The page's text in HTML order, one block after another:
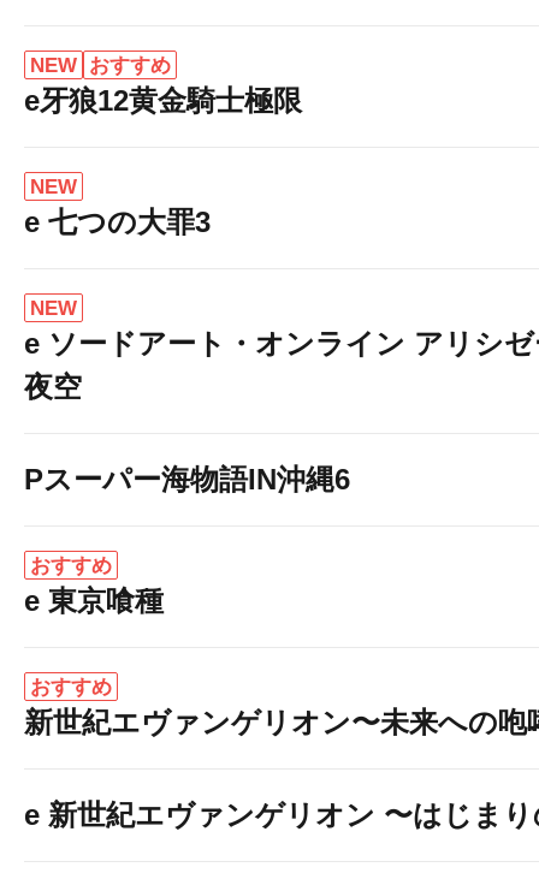
NEW おすすめ
e牙狼12黄金騎士極限
NEW
e 七つの大罪3
NEW
e ソードアート・オンライン アリシ
夜空
Pスーパー海物語IN沖縄6
おすすめ
e 東京喰種
おすすめ
新世紀エヴァンゲリオン〜未来への咆
e 新世紀エヴァンゲリオン 〜はじま